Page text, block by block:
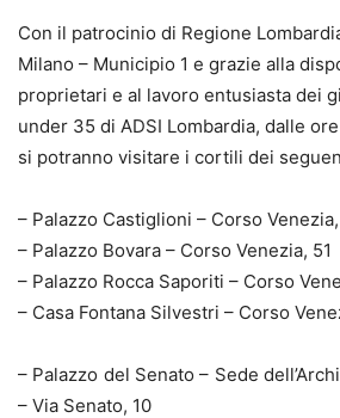
Con il patrocinio di Regione
Milano – Municipio 1 e grazie alla
proprietari e al lavoro entusiasta dei
under 35 di ADSI Lombardia, dalle
si potranno visitare i cortili dei
– Palazzo Castiglioni – Corso
– Palazzo Bovara – Corso Venezia, 51
– Palazzo Rocca Saporiti – Corso
– Casa Fontana Silvestri – Corso
– Palazzo del Senato – Sede
– Via Senato, 10